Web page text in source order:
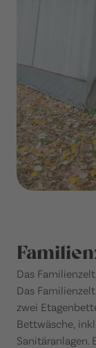
Das
Das
zwei
Bettwäsche,
Sanitäranlagen.